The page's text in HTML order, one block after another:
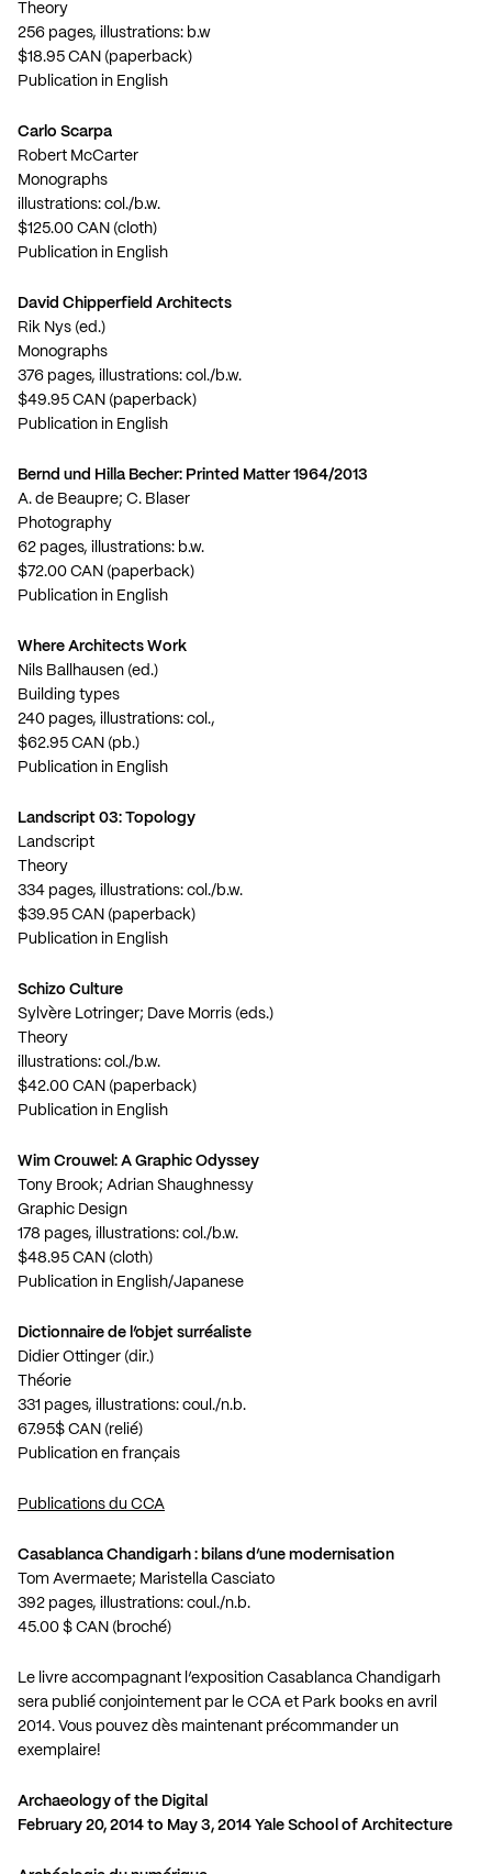
Theory
256 pages, illustrations: b.w
$18.95 CAN (paperback)
Publication in English
Carlo Scarpa
Robert McCarter
Monographs
illustrations: col./b.w.
$125.00 CAN (cloth)
Publication in English
David Chipperfield Architects
Rik Nys (ed.)
Monographs
376 pages, illustrations: col./b.w.
$49.95 CAN (paperback)
Publication in English
Bernd und Hilla Becher: Printed Matter 1964/2013
A. de Beaupre; C. Blaser
Photography
62 pages, illustrations: b.w.
$72.00 CAN (paperback)
Publication in English
Where Architects Work
Nils Ballhausen (ed.)
Building types
240 pages, illustrations: col.,
$62.95 CAN (pb.)
Publication in English
Landscript 03: Topology
Landscript
Theory
334 pages, illustrations: col./b.w.
$39.95 CAN (paperback)
Publication in English
Schizo Culture
Sylvère Lotringer; Dave Morris (eds.)
Theory
illustrations: col./b.w.
$42.00 CAN (paperback)
Publication in English
Wim Crouwel: A Graphic Odyssey
Tony Brook; Adrian Shaughnessy
Graphic Design
178 pages, illustrations: col./b.w.
$48.95 CAN (cloth)
Publication in English/Japanese
Dictionnaire de l’objet surréaliste
Didier Ottinger (dir.)
Théorie
331 pages, illustrations: coul./n.b.
67.95$ CAN (relié)
Publication en français
Publications du CCA
Casablanca Chandigarh : bilans d’une modernisation
Tom Avermaete; Maristella Casciato
392 pages, illustrations: coul./n.b.
45.00 $ CAN (broché)
Le livre accompagnant l’exposition Casablanca Chandigarh
sera publié conjointement par le CCA et Park books en avril
2014. Vous pouvez dès maintenant précommander un
exemplaire!
Archaeology of the Digital
February 20, 2014 to May 3, 2014 Yale School of Architecture